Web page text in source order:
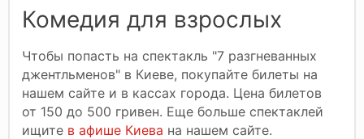
Комедия для взрослых
Чтобы попасть на спектакль "7 разгневанных
джентльменов" в Киеве, покупайте билеты на
нашем сайте и в кассах города. Цена билетов
от 150 до 500 гривен. Еще больше спектаклей
ищите в афише Киева на нашем сайте.